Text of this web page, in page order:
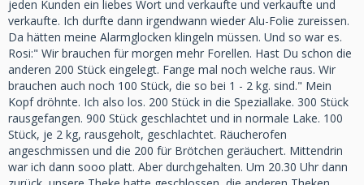
jeden Kunden ein liebes Wort und verkaufte und verkaufte und
verkaufte. Ich durfte dann irgendwann wieder Alu-Folie zureissen.
Da hätten meine Alarmglocken klingeln müssen. Und so war es.
Rosi:" Wir brauchen für morgen mehr Forellen. Hast Du schon die
anderen 200 Stück eingelegt. Fange mal noch welche raus. Wir
brauchen auch noch 100 Stück, die so bei 1 - 2 kg. sind." Mein
Kopf dröhnte. Ich also los. 200 Stück in die Speziallake. 300 Stück
rausgefangen. 900 Stück geschlachtet und in normale Lake. 100
Stück, je 2 kg, rausgeholt, geschlachtet. Räucherofen
angeschmissen und die 200 für Brötchen geräuchert. Mittendrin
war ich dann sooo platt. Aber durchgehalten. Um 20.30 Uhr dann